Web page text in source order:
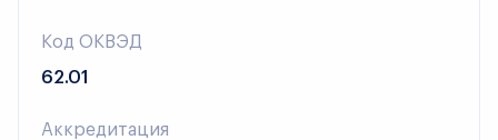
Код ОКВЭД
62.01
Аккредитация